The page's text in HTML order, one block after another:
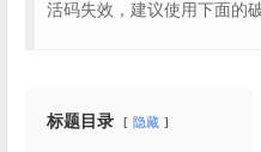
活码失效，建议使用下面的
标题目录 隐藏